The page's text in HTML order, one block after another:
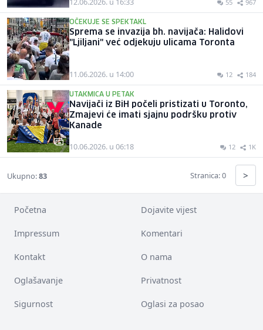
55 967
OČEKUJE SE SPEKTAKL
Sprema se invazija bh. navijača: Halidovi
"Ljiljani" već odjekuju ulicama Toronta
11.06.2026. u 14:00 12 184
UTAKMICA U PETAK
Navijači iz BiH počeli pristizati u Toronto,
Zmajevi će imati sjajnu podršku protiv
Kanade
10.06.2026. u 06:18 12 1K
Ukupno:83 Stranica: 0 >
Početna Dojavite vijest
Impressum Komentari
Kontakt O nama
Oglašavanje Privatnost
Sigurnost Oglasi za posao